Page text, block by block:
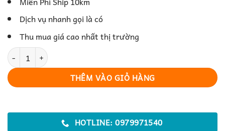
Dịch vụ nhanh gọi là có
Thu mua giá cao nhất thị trường
thanh lý tủ mát công nghiệp nhà hàng số lượng
THÊM VÀO GIỎ HÀNG
HOTLINE: 0979971540